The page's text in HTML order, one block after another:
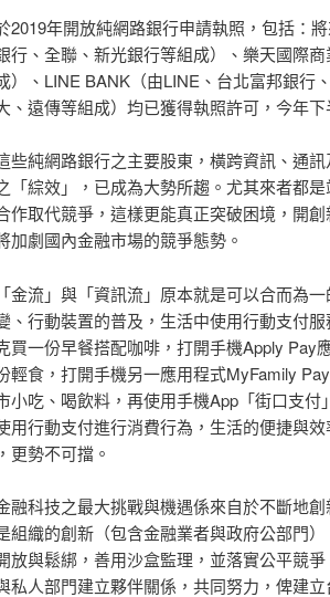
2019年開放純網路銀行申請執照，包括：
行、全聯、新光銀行等組成）、樂天國際
）、LINE BANK（由LINE、台北富邦銀行
、遠傳等組成）均已獲得執照許可，今年下
些純網路銀行之主要股東，橫跨資訊、通
「綜效」，已成為大勢所趨。尤其來者都
作取代競爭，這樣更能真正突破困境，開
加劇國內金融市場的競爭態勢。
金流」與「資訊流」原本就是可以合而為
、行動裝置的普及，生活中使用行動支付
買一份早餐搭配咖啡，打開手機Apply Pay
輕食，打開手機另一應用程式MyFamily
小吃、喝飲料，再使用手機App「街口支
用行動支付進行消費行為，生活的便捷與
更勢不可擋。
融科技之最大挑戰與機遇係來自於不斷地
組織的創新（包含金融業者與政府公部門
放與鬆綁，善用沙盒監理，並落實公平競
私人部門建立夥伴關係，共同努力，俾建